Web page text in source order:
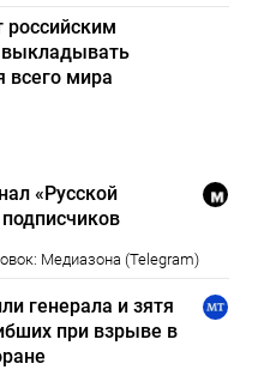
российским
выкладывать
всего мира